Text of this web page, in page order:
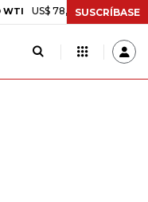
US$ 78,01 US$ 2,92 +3,89%
SUSCRÍBASE